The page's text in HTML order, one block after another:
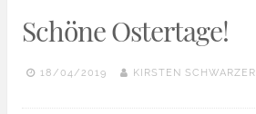
Schöne Ostertage!
18/04/2019 KIRSTEN SCHWARZER